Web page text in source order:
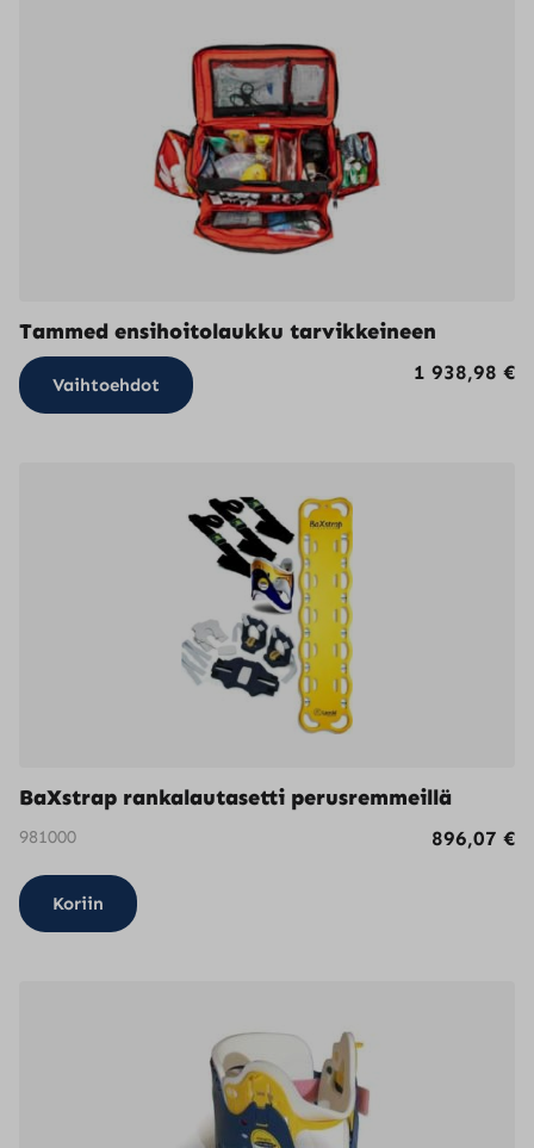
Tammed ensihoitolaukku tarvikkeineen
1 938,98 €
Vaihtoehdot
tuotteella
Voit
tehdä
valinnat
tuotteen
sivulla.
BaXstrap rankalautasetti perusremmeillä
981000 896,07 €
Koriin